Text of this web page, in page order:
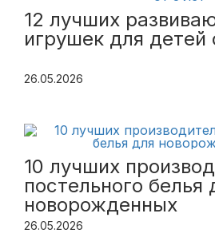
12 лучших
игрушек для детей
26.05.2026
10 лучших
постельного белья
новорожденных
26.05.2026